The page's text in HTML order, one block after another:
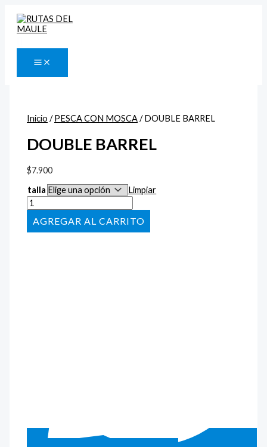
contenido
Inicio /PESCA CON MOSCA/ DOUBLE BARREL
DOUBLE BARREL
$7.900
talla
Limpiar
BARREL
cantidad
AÑADIR AL CARRITO